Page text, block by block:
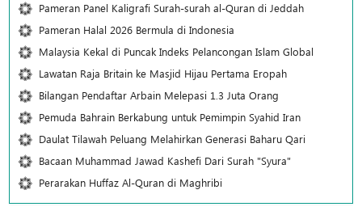
Pameran Panel Kaligrafi Surah-surah al-Quran di Jeddah
Pameran Halal 2026 Bermula di Indonesia
Malaysia Kekal di Puncak Indeks Pelancongan Islam Global
Lawatan Raja Britain ke Masjid Hijau Pertama Eropah
Bilangan Pendaftar Arbain Melepasi 1.3 Juta Orang
Pemuda Bahrain Berkabung untuk Pemimpin Syahid Iran
Daulat Tilawah Peluang Melahirkan Generasi Baharu Qari
Bacaan Muhammad Jawad Kashefi Dari Surah "Syura"
Perarakan Huffaz Al-Quran di Maghribi